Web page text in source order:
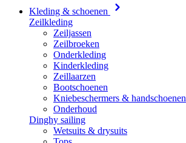
Kleding & schoenen
Zeilkleding
Zeiljassen
Zeilbroeken
Onderkleding
Kinderkleding
Zeillaarzen
Bootschoenen
Kniebeschermers & handschoenen
Onderhoud
Dinghy sailing
Wetsuits & drysuits